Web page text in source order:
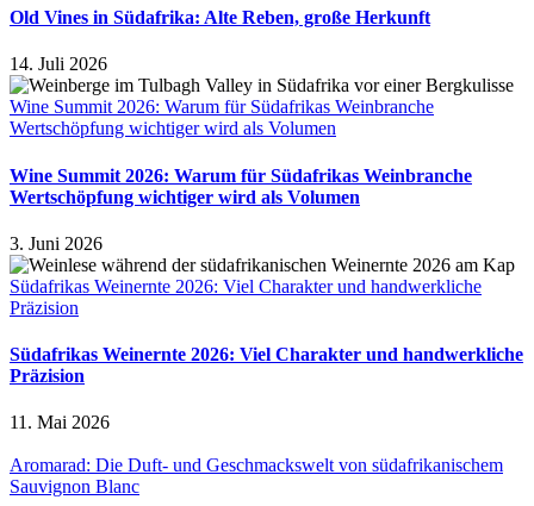
Old Vines in Südafrika: Alte Reben, große Herkunft
14. Juli 2026
Wine Summit 2026: Warum für Südafrikas Weinbranche
Wertschöpfung wichtiger wird als Volumen
Wine Summit 2026: Warum für Südafrikas Weinbranche
Wertschöpfung wichtiger wird als Volumen
3. Juni 2026
Südafrikas Weinernte 2026: Viel Charakter und handwerkliche
Präzision
Südafrikas Weinernte 2026: Viel Charakter und handwerkliche
Präzision
11. Mai 2026
Aromarad: Die Duft- und Geschmackswelt von südafrikanischem
Sauvignon Blanc